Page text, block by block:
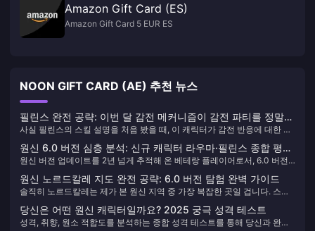
Amazon Gift Card (ES)
Amazon Gift Card 5 EUR ES
NOON GIFT CARD (AE) 추천 뉴스
필린스 완전 공략: 이번 달 감전 메커니즘이 감전 파티를 정말
바꿀 수 있을까?
사실 필린스의 스킬 설명을 처음 봤을 때, 이 캐릭터가 감전 반응에 대한 우
소 반응 메커니즘을 연구해 온 베테랑 플레이어로서 말씀드리자면, 필린스
의 '월감전' 시스템은 제가 예상치 못했던 놀라움을 선사했습니다.
원신 6.0 버전 심층 분석: 신규 캐릭터 라우마·필린스 종합 평가,
무료 4성 아이노 획득 공략
원신 버전 업데이트를 2년 넘게 추적해 온 베테랑 플레이어로서, 6.0 버전
니다. 9월 10일 정식 출시되는 이번 버전은 완전히 새로운 메커니즘의 5성
캐릭터 두 명을 추가했을 뿐 아니라, 원소 반응 시스템에 처음으로 ‘달’ 속성
변종을 도입했습니다. 이는 지금까지 미호요가 시도한 것 중 가장 대담한
변화일지도 모릅니다.
원신 노르드칼레 지도 완전 공략: 6.0 버전 탐험 완벽 가이드
솔직히 노르드칼레는 제가 본 원신 지역 중 가장 복잡한 곳일 겁니다. 스네
있을 뿐만 아니라 수백 개의 보물 상자가 여러분을 기다리고 있습니다. 7개
국가의 첫 번째 하위 지역으로서, 시간을 들여 탐험할 가치가 충분합니다.
당신은 어떤 원신 캐릭터일까요? 2025 궁극 성격 테스트
성격, 취향, 원소 적합도를 분석하는 종합 성격 테스트를 통해 당신과 완벽